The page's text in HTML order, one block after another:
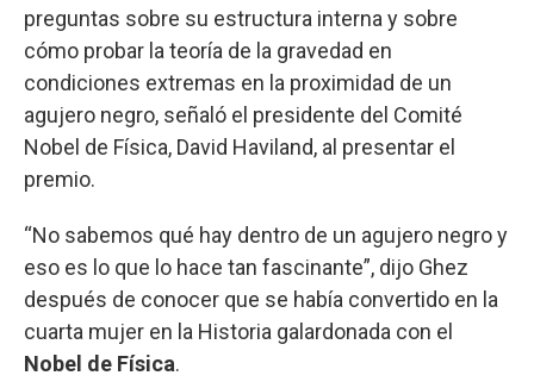
preguntas sobre su estructura interna y sobre
cómo probar la teoría de la gravedad en
condiciones extremas en la proximidad de un
agujero negro, señaló el presidente del Comité
Nobel de Física, David Haviland, al presentar el
premio.
“No sabemos qué hay dentro de un agujero negro y
eso es lo que lo hace tan fascinante”, dijo Ghez
después de conocer que se había convertido en la
cuarta mujer en la Historia galardonada con el
Nobel de Física.